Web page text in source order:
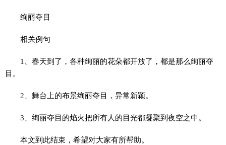
绚丽夺目
相关例句
1、春天到了，各种绚丽的花朵都开放了，都是那么绚丽夺
目。
2、舞台上的布景绚丽夺目，异常新颖。
3、绚丽夺目的焰火把所有人的目光都凝聚到夜空之中。
本文到此结束，希望对大家有所帮助。